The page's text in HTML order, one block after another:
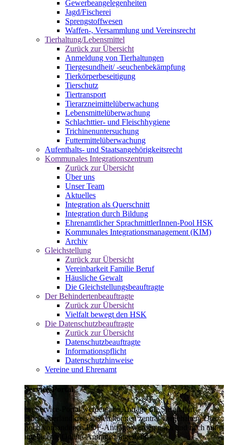
Gewerbeangelegenheiten
Jagd/Fischerei
Sprengstoffwesen
Waffen-, Versammlung und Vereinsrecht
Tierhaltung/Lebensmittel
Zurück zur Übersicht
Anmeldung von Tierhaltungen
Tiergesundheit/ -seuchenbekämpfung
Tierkörperbeseitigung
Tierschutz
Tiertransport
Tierarzneimittelüberwachung
Lebensmittelüberwachung
Schlachttier- und Fleischhygiene
Trichinenuntersuchung
Futtermittelüberwachung
Aufenthalts- und Staatsangehörigkeitsrecht
Kommunales Integrationszentrum
Zurück zur Übersicht
Über uns
Unser Team
Aktuelles
Integration als Querschnitt
Integration durch Bildung
Ehrenamtlicher SprachmittlerInnen-Pool HSK
Kommunales Integrationsmanagement (KIM)
Archiv
Gleichstellung
Zurück zur Übersicht
Vereinbarkeit Familie Beruf
Häusliche Gewalt
Die Gleichstellungsbeauftragte
Der Behindertenbeauftragte
Zurück zur Übersicht
Vielfalt bewegt den HSK
Die Datenschutzbeauftragte
Zurück zur Übersicht
Datenschutzbeauftragte
Informationspflicht
Datenschutzhinweise
Vereine und Ehrenamt
Service-Portal
Im Service-Portal werden alle Anträge die Sie an den
Hochsauerlandkreis stellen können zentral vorgehalten. Die
noch vorhandenen PDF-Anträge werden nach und nach auf
intelligente Online-Anträge umgestellt.